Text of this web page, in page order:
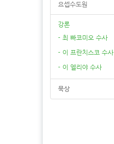
요셉수도원
강론
- 최 빠코미오 수사
- 이 프란치스코 수사
- 이 엘리야 수사
묵상